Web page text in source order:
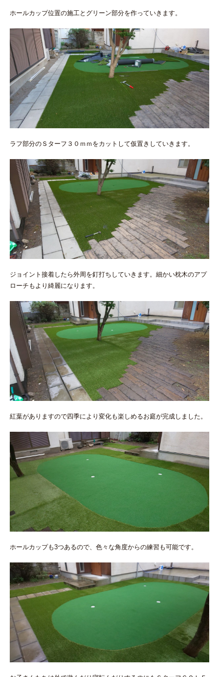
ホールカップ位置の施工とグリーン部分を作っていきます。
ラフ部分のＳターフ３０ｍｍをカットして仮置きしていきます。
ジョイント接着したら外周を釘打ちしていきます。細かい枕木のアプ
ローチもより綺麗になります。
紅葉がありますので四季により変化も楽しめるお庭が完成しました。
ホールカップも3つあるので、色々な角度からの練習も可能です。